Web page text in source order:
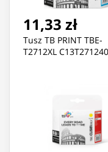
11,33 zł
Tusz TB PRINT TBE-
T2712XL